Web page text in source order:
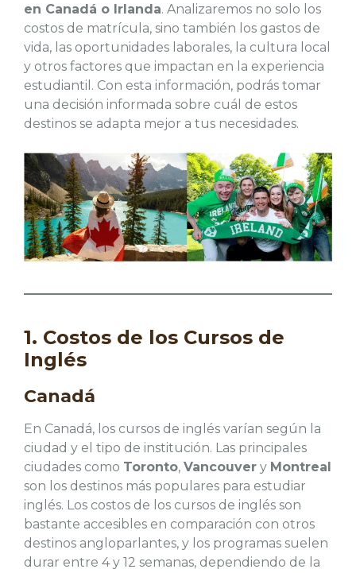
en Canadá o Irlanda. Analizaremos no solo los
costos de matrícula, sino también los gastos de
vida, las oportunidades laborales, la cultura local
y otros factores que impactan en la experiencia
estudiantil. Con esta información, podrás tomar
una decisión informada sobre cuál de estos
destinos se adapta mejor a tus necesidades.
1. Costos de los Cursos de
Inglés
Canadá
En Canadá, los cursos de inglés varían según la
ciudad y el tipo de institución. Las principales
ciudades como Toronto, Vancouver y Montreal
son los destinos más populares para estudiar
inglés. Los costos de los cursos de inglés son
bastante accesibles en comparación con otros
destinos angloparlantes, y los programas suelen
durar entre 4 y 12 semanas, dependiendo de la